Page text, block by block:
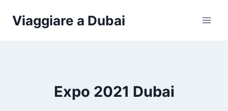
Viaggiare a Dubai
Expo 2021 Dubai